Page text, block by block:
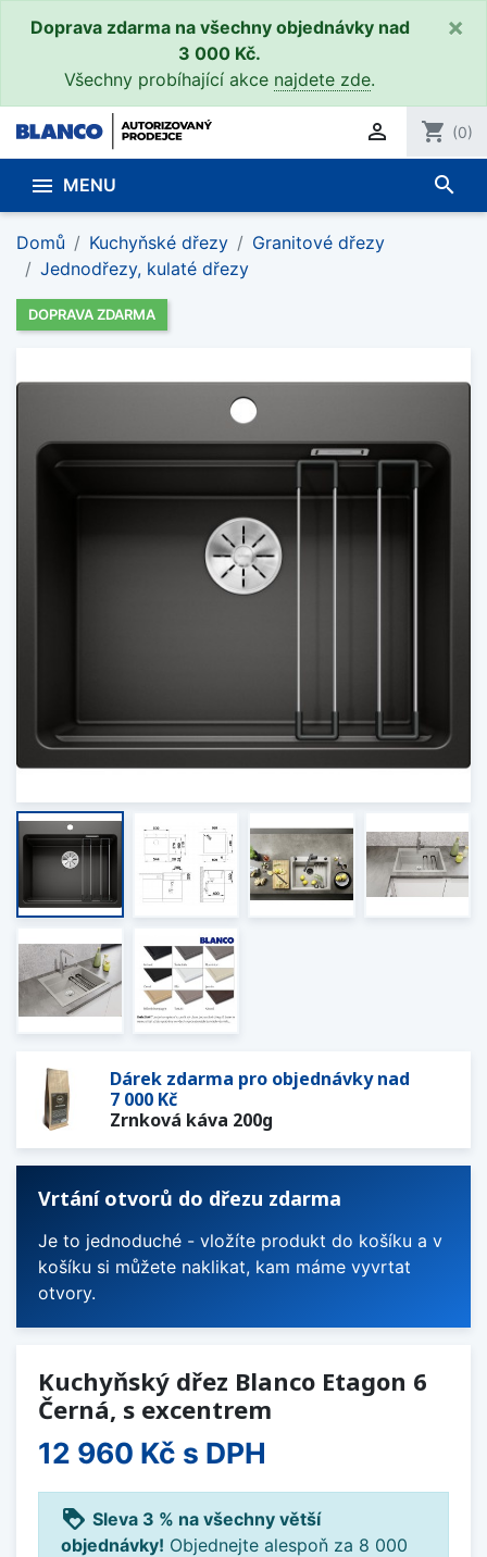
Doprava zdarma na všechny objednávky nad
3 000 Kč.
Všechny probíhající akce najdete zde.
×
 shopping_cart (0)
 MENU search
Domů Kuchyňské dřezy
Granitové dřezy
Jednodřezy, kulaté dřezy
DOPRAVA ZDARMA
Dárek zdarma pro objednávky nad
7 000 Kč
Zrnková káva 200g
Vrtání otvorů do dřezu zdarma
Je to jednoduché - vložíte produkt do košíku a v
košíku si můžete naklikat, kam máme vyvrtat
otvory.
Kuchyňský dřez Blanco Etagon 6
Černá, s excentrem
12 960 Kč s DPH
loyalty Sleva 3 % na všechny větší
objednávky! Objednejte alespoň za 8 000